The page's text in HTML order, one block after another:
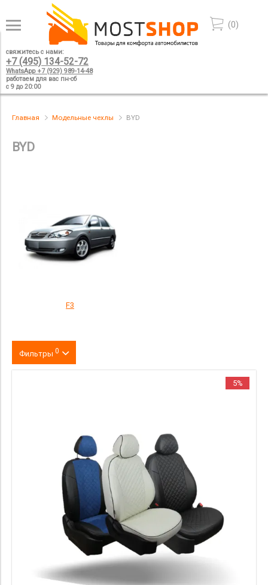
(0)
свяжитесь с нами:
+7 (495) 134-52-72
WhatsApp +7 (929) 989-14-48
работаем для вас пн-сб
с 9 до 20:00
Главная Модельные чехлы BYD
BYD
F3
Фильтры 0
Категория Avito
Страна происхождения
5%